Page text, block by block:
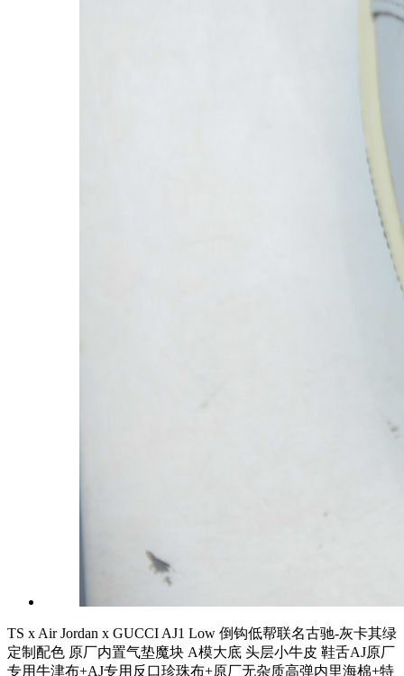
TS x Air Jordan x GUCCI AJ1 Low 倒钩低帮联名古驰-灰卡其绿
定制配色 原厂内置气垫魔块 A模大底 头层小牛皮 鞋舌AJ原厂
专用牛津布+AJ专用反口珍珠布+原厂无杂质高弹内里海棉+特